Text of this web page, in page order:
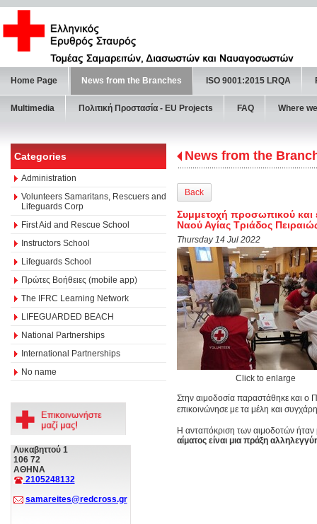
Home Page News from the Branches ISO 9001:2015 LRQA
Multimedia Πολιτική Προστασία - ΕU Projects FAQ Where
Categories
Administration
Volunteers Samaritans, Rescuers and
Lifeguards Corp
First Aid and Rescue School
Instructors School
Lifeguards School
Πρώτες Βοήθειες (mobile app)
The IFRC Learning Network
LIFEGUARDED BEACH
National Partnerships
International Partnerships
No name
Λυκαβηττού 1
106 72
ΑΘΗΝΑ
2105248132
samareites@redcross.gr
News from the
Back
Συμμετοχή προσωπικού και
Ναού Αγίας Τριάδος
Thursday 14 Jul 2022
Click to enlarge
Στην αιμοδοσία παραστάθηκε και ο
επικοινώνησε με τα μέλη και
Η ανταπόκριση των αιμοδοτών ήταν
αίματος είναι μια πράξη